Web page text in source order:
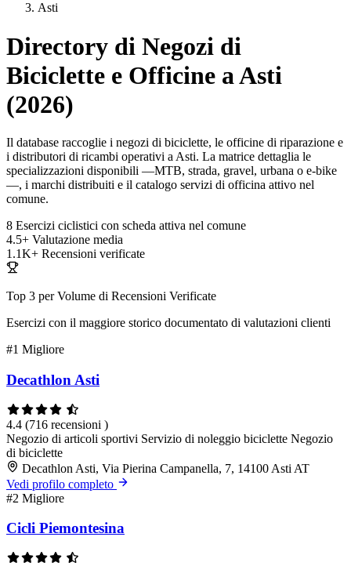
Asti
Directory di Negozi di
Biciclette e Officine a Asti
(2026)
Il database raccoglie i negozi di biciclette, le officine di riparazione e
i distributori di ricambi operativi a Asti. La matrice dettaglia le
specializzazioni disponibili —MTB, strada, gravel, urbana o e-bike
—, i marchi distribuiti e il catalogo servizi di officina attivo nel
comune.
8 Esercizi ciclistici con scheda attiva nel comune
4.5+ Valutazione media
1.1K+ Recensioni verificate
Top 3 per Volume di Recensioni Verificate
Esercizi con il maggiore storico documentato di valutazioni clienti
#1 Migliore
Decathlon Asti
4.4 (716 recensioni )
Negozio di articoli sportivi Servizio di noleggio biciclette Negozio
di biciclette
Decathlon Asti, Via Pierina Campanella, 7, 14100 Asti AT
Vedi profilo completo
#2 Migliore
Cicli Piemontesina